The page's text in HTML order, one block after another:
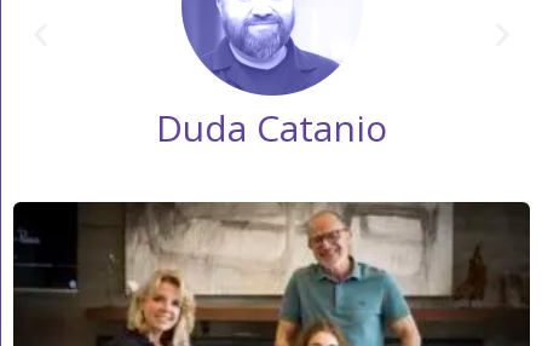
Duda Catanio